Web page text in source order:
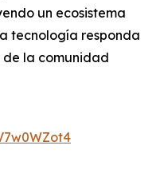
un ecosistema
tecnología responda
de la comunidad